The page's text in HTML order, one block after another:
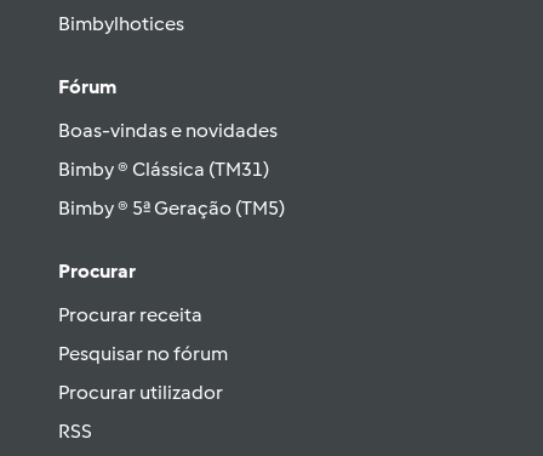
Bimbylhotices
Fórum
Boas-vindas e novidades
Bimby ® Clássica (TM31)
Bimby ® 5ª Geração (TM5)
Procurar
Procurar receita
Pesquisar no fórum
Procurar utilizador
RSS